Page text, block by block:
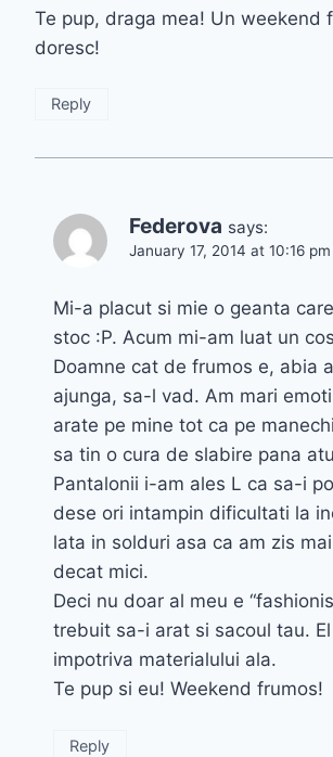
Te pup, draga mea! Un weekend
doresc!
Reply
Federova says:
January 17, 2014 at 10:16 pm
Mi-a placut si mie o geanta
stoc :P. Acum mi-am luat un
Doamne cat de frumos e, abia
ajunga, sa-l vad. Am mari
arate pe mine tot ca pe
sa tin o cura de slabire pana
Pantalonii i-am ales L ca sa-i
dese ori intampin dificultati la
lata in solduri asa ca am zis
decat mici.
Deci nu doar al meu e
trebuit sa-i arat si sacoul tau.
impotriva materialului ala.
Te pup si eu! Weekend frumos!
Reply